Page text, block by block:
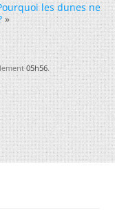
les dunes ne
»
05h56.